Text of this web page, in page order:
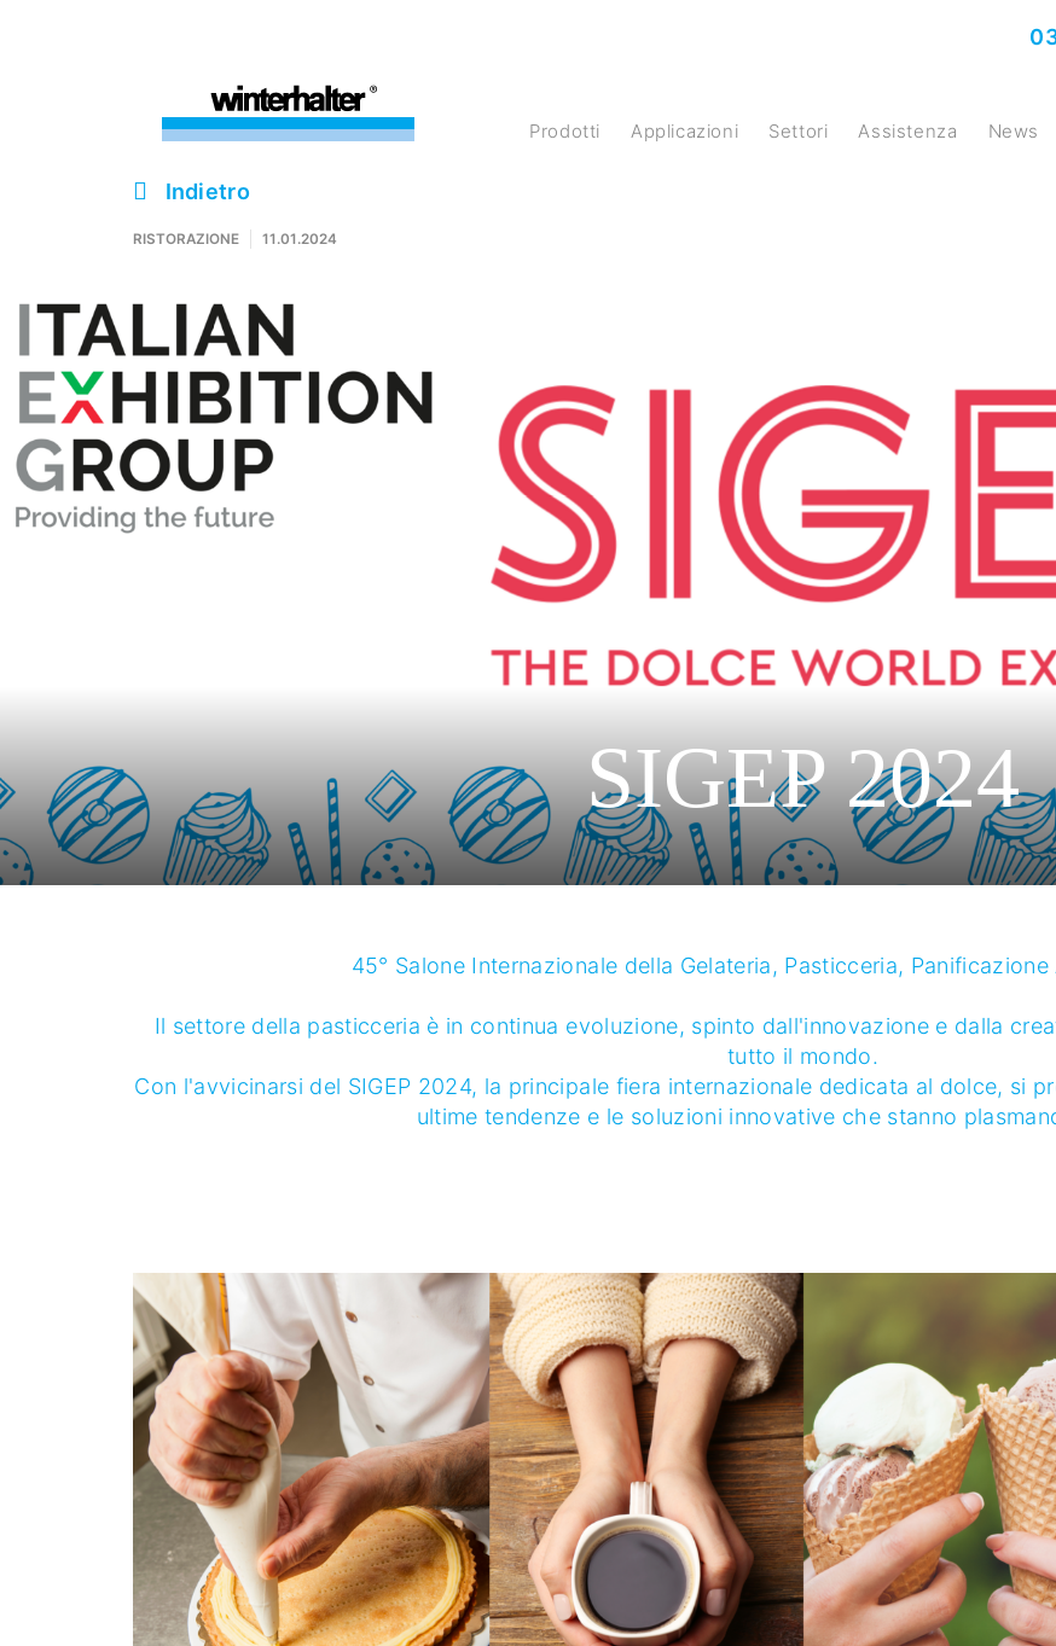
prodotti Applicazioni Settori Assistenza News
Indietro
RISTORAZIONE 11.01.2024
SIGEP 2024
45° Salone Internazionale della Gelateria, Pasticceria,
Il settore della pasticceria è in continua evoluzione, spinto dall'innovazione e dalla
tutto il mondo.
Con l'avvicinarsi del SIGEP 2024, la principale fiera internazionale dedicata al dolce, si
ultime tendenze e le soluzioni innovative che stanno